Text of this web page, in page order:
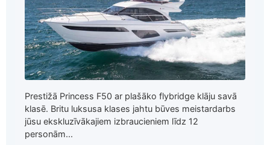
Prestižā Princess F50 ar plašāko flybridge klāju savā
klasē. Britu luksusa klases jahtu būves meistardarbs
jūsu ekskluzīvākajiem izbraucieniem līdz 12
personām...